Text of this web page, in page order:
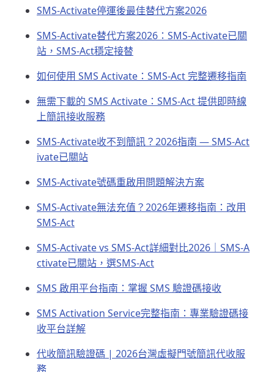
SMS-Activate停運後最佳替代方案2026
SMS-Activate替代方案2026：SMS-Activate已關
站，SMS-Act穩定接替
如何使用 SMS Activate：SMS-Act 完整遷移指南
無需下載的 SMS Activate：SMS-Act 提供即時線
上簡訊接收服務
SMS-Activate收不到簡訊？2026指南 — SMS-Act
ivate已關站
SMS-Activate號碼重啟用問題解決方案
SMS-Activate無法充值？2026年遷移指南：改用
SMS-Act
SMS-Activate vs SMS-Act詳細對比2026｜SMS-A
ctivate已關站，選SMS-Act
SMS 啟用平台指南：掌握 SMS 驗證碼接收
SMS Activation Service完整指南：專業驗證碼接
收平台詳解
代收簡訊驗證碼 | 2026台灣虛擬門號簡訊代收服
務